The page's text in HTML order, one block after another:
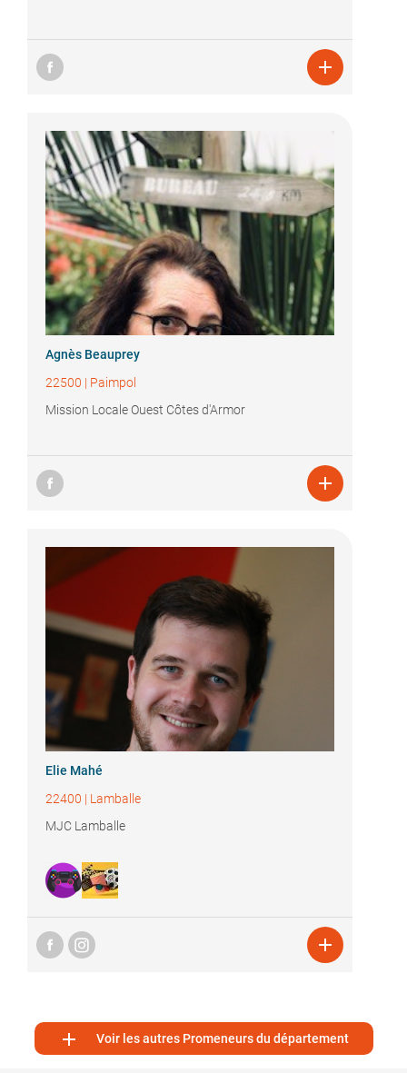

Agnès Beauprey
22500 | Paimpol
Mission Locale Ouest Côtes d'Armor

Elie Mahé
22400 | Lamballe
MJC Lamballe

 Voir les autres Promeneurs du département